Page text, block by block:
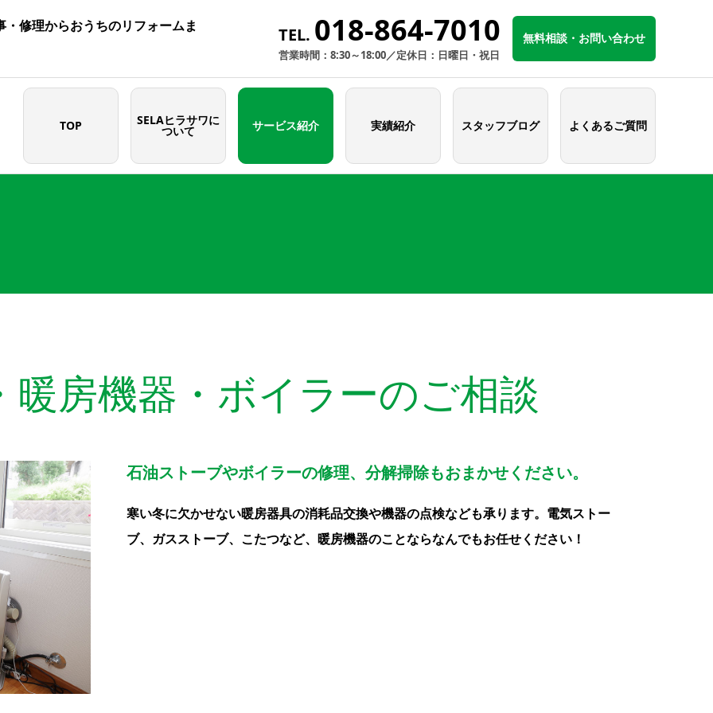
修理からおうちのリフォームま TEL. 018-864-7010
営業時間：8:30～18:00／定休日：日曜日・祝日
無料相談・お問い合わせ
TOP SELAヒラサワに
ついて サービス紹介 実績紹介 スタッフブログ よくあるご質問
暖房機器・ボイラーのご相談
石油ストーブやボイラーの修理、分解掃除もおまかせください。
寒い冬に欠かせない暖房器具の消耗品交換や機器の点検なども承ります。電気ストー
ブ、ガスストーブ、こたつなど、暖房機器のことならなんでもお任せください！